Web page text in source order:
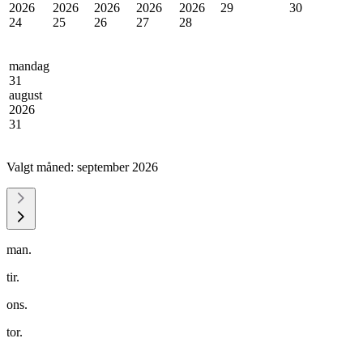
2026
24
2026
25
2026
26
2026
27
2026
28
29
30
mandag
31
august
2026
31
Valgt måned: september 2026
man.
tir.
ons.
tor.